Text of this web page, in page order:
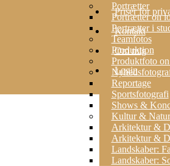
Portrætter
Portrætter on
Portrætter i
Teamfotos
Produktion
Produktfoto
Reportage
Sportsfotografi
Shows &
Kultur & Natur
Arkitektur &
Arkitektur &
Landskaber:
Landskaber:
Priser for
Kontakt
Om mig
Login